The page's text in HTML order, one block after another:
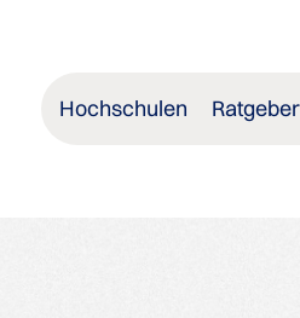
Hochschulen Ratgeber